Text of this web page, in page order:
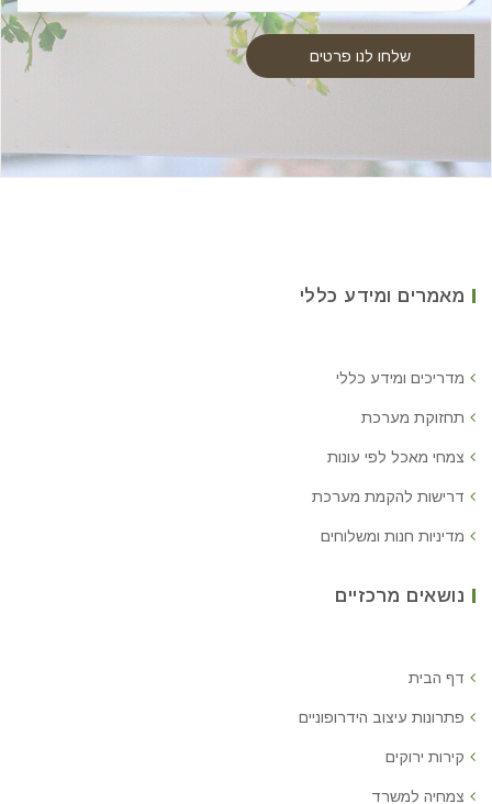
מאמרים ומידע כללי
מדריכים ומידע כללי
תחזוקת מערכת
צמחי מאכל לפי עונות
דרישות להקמת מערכת
מדיניות חנות ומשלוחים
נושאים מרכזיים
דף הבית
פתרונות עיצוב הידרופוניים
קירות ירוקים
צמחיה למשרד